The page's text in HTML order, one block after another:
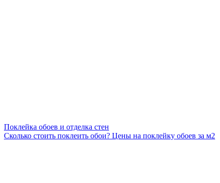
Поклейка обоев и отделка стен
Сколько стоить поклеить обои? Цены на поклейку обоев за м2